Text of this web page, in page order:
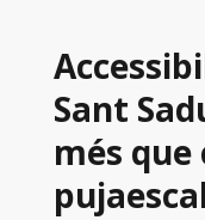
Sant
més que